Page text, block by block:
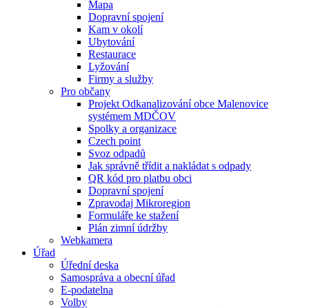
Mapa
Dopravní spojení
Kam v okolí
Ubytování
Restaurace
Lyžování
Firmy a služby
Pro občany
Projekt Odkanalizování obce Malenovice
systémem MDČOV
Spolky a organizace
Czech point
Svoz odpadů
Jak správně třídit a nakládat s odpady
QR kód pro platbu obci
Dopravní spojení
Zpravodaj Mikroregion
Formuláře ke stažení
Plán zimní údržby
Webkamera
Úřad
Úřední deska
Samospráva a obecní úřad
E-podatelna
Volby